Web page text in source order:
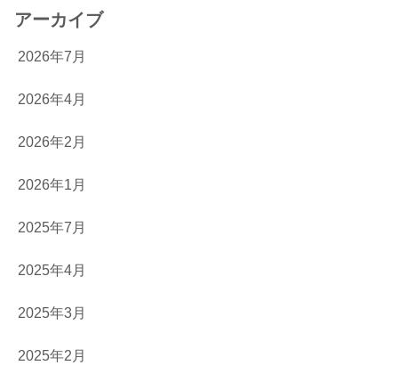
アーカイブ
2026年7月
2026年4月
2026年2月
2026年1月
2025年7月
2025年4月
2025年3月
2025年2月